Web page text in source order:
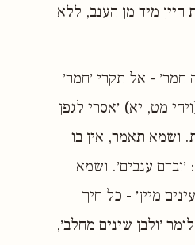
מיד מן הענב, ללא
חמר׳ - אל תקרי ׳חמר׳
מט, יא) ׳אסרי לגפן
ושמא תאמר, אין בו
׳ובדם ענבים׳. ושמא
מיין׳ - כל חיך
׳ולבן שינים מחלב׳,